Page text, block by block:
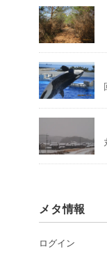
メタ情報
ログイン